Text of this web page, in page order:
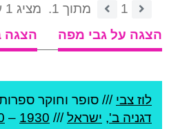
1 מתוך 1.
מציג 1 ערכים.
הצגה על גבי מפה
הצגה
לוז צבי /// סופר וחוקר
דגניה ב', ישראל///
1930
–